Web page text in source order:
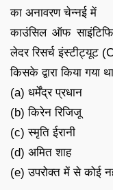
का अनावरण चेन्नई में
काउंसिल ऑफ
लेदर रिसर्च इंस्टीट्यूट
किसके द्वारा किया गया
(a) धर्मेंद्र प्रधान
(b) किरेन रिजिजू
(c) स्मृति ईरानी
(d) अमित शाह
(e) उपरोक्त में से कोई